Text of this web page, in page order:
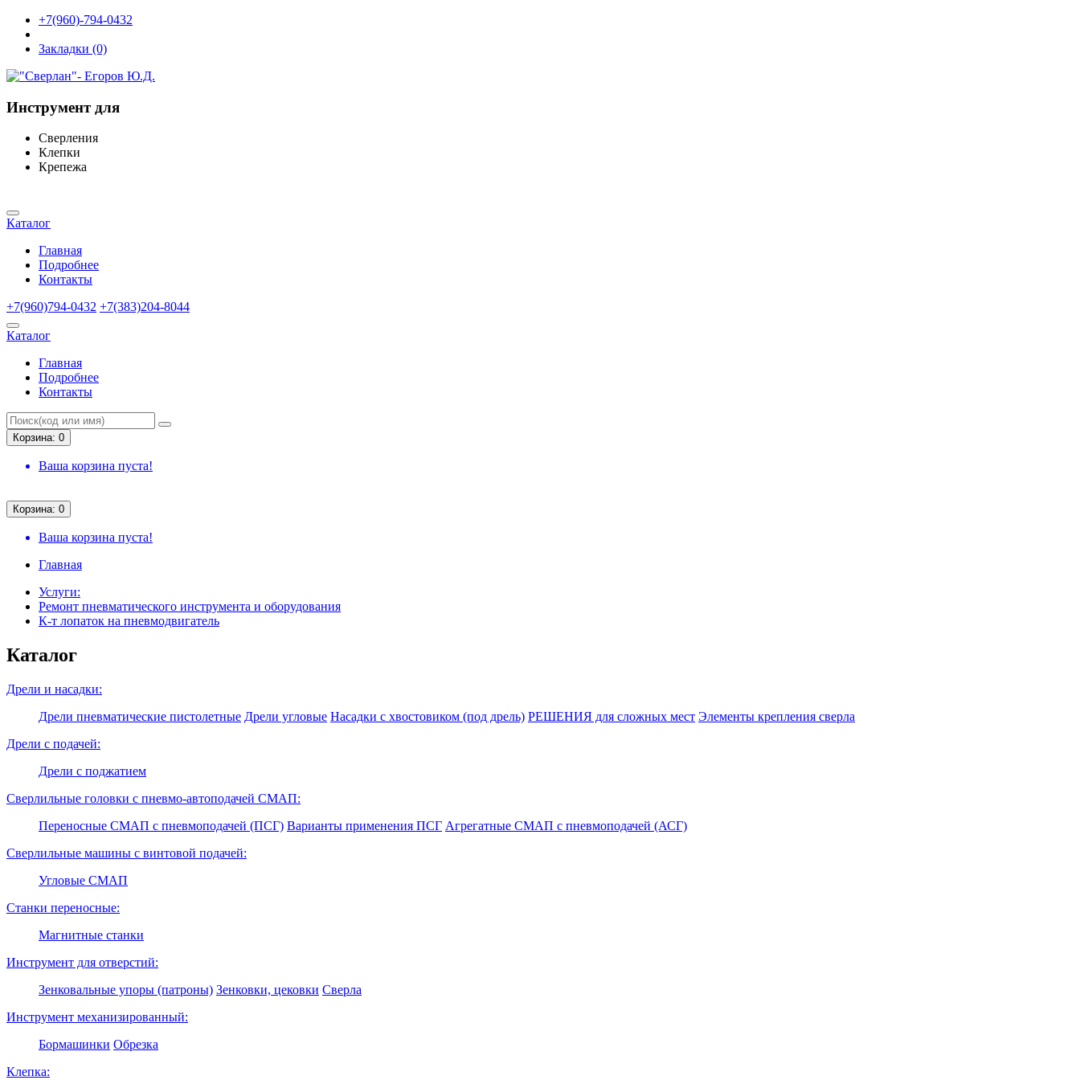
+7(960)-794-0432
Закладки (0)
Инструмент для
Сверления
Клепки
Крепежа
Каталог
Главная
Подробнее
Контакты
+7(960)794-0432 +7(383)204-8044
Каталог
Главная
Подробнее
Контакты
Корзина: 0
Ваша корзина пуста!
Корзина: 0
Ваша корзина пуста!
Главная
Услуги:
Ремонт пневматического инструмента и оборудования
К-т лопаток на пневмодвигатель
Каталог
Дрели и насадки:
Дрели пневматические пистолетные Дрели угловые Насадки с хвостовиком (под дрель) РЕШЕНИЯ для сложных мест Элементы крепления сверла
Дрели с подачей:
Дрели с поджатием
Сверлильные головки с пневмо-автоподачей СМАП:
Переносные СМАП с пневмоподачей (ПСГ) Варианты применения ПСГ Агрегатные СМАП с пневмоподачей (АСГ)
Сверлильные машины с винтовой подачей:
Угловые СМАП
Станки переносные:
Магнитные станки
Инструмент для отверстий:
Зенковальные упоры (патроны) Зенковки, цековки Сверла
Инструмент механизированный:
Бормашинки Обрезка
Клепка: